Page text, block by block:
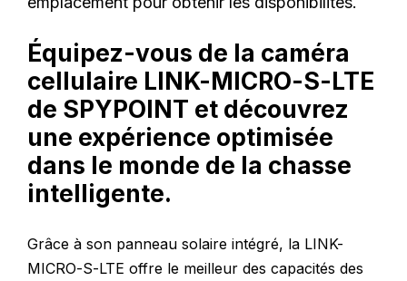
Équipez-vous de la caméra
cellulaire LINK-MICRO-S-LTE
de SPYPOINT et découvrez
une expérience optimisée
dans le monde de la chasse
intelligente.
Grâce à son panneau solaire intégré, la LINK-
MICRO-S-LTE offre le meilleur des capacités des